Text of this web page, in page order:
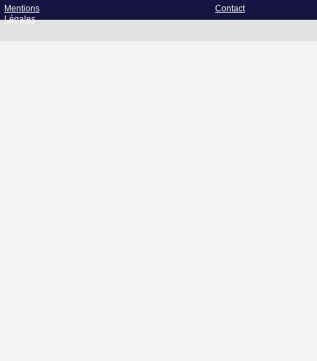
Mentions
Légales
Contact